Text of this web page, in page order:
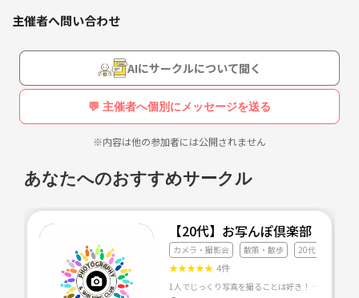
主催者へ問い合わせ
AIにサークルについて聞く
💬 主催者へ個別にメッセージを送る
※内容は他の参加者には公開されません
あなたへのおすすめサークル
【20代】お写んぽ倶楽部
カメラ・撮影会 散策・散歩 20代友達づくり
★★★★★ 4件